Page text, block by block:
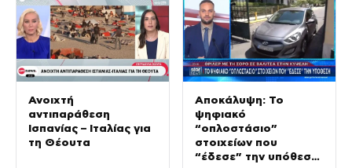
Ανοιχτή
αντιπαράθεση
Ισπανίας – Ιταλίας για
τη Θέουτα
Αποκάλυψη: Το
ψηφιακό
“οπλοστάσιο”
στοιχείων που
“έδεσε” την υπόθεση